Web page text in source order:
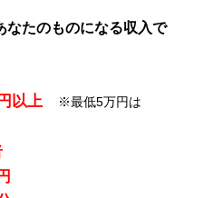
なたのものになる収入で
以上
※最低5万円は